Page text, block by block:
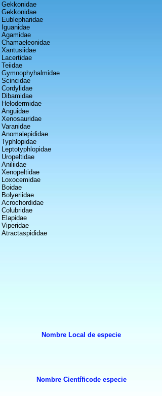
Nombre Científicode especie
Gekkonidae
Gekkonidae
Eublepharidae
Iguanidae
Agamidae
Chamaeleonidae
Xantusiidae
Lacertidae
Teiidae
Gymnophyhalmidae
Scincidae
Cordylidae
Dibamidae
Helodermidae
Anguidae
Xenosauridae
Varanidae
Anomalepididae
Typhlopidae
Leptotyphlopidae
Uropeltidae
Aniliidae
Xenopeltidae
Loxocemidae
Boidae
Bolyeriidae
Acrochordidae
Colubridae
Elapidae
Viperidae
Atractaspididae
Nombre Local de especie